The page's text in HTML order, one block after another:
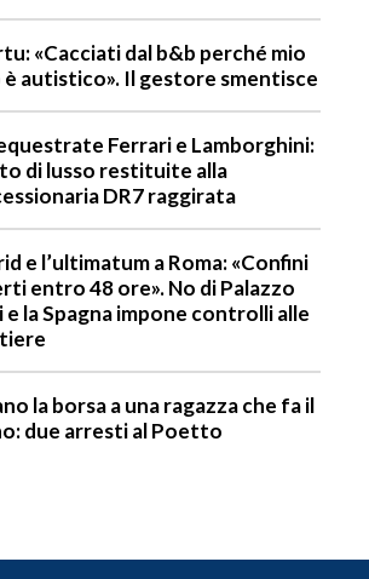
«Cacciati dal b&b perché mio
è autistico». Il gestore smentisce
Ferrari e Lamborghini:
di lusso restituite alla
DR7 raggirata
e l’ultimatum a Roma: «Confini
entro 48 ore». No di Palazzo
e la Spagna impone controlli alle
la borsa a una ragazza che fa il
due arresti al Poetto